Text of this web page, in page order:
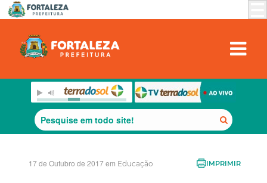
17 de Outubro de 2017 em Educação IMPRIMIR